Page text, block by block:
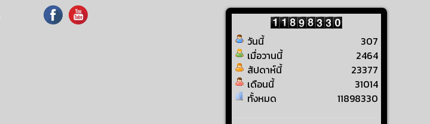
วันนี้
เมื่อวานนี้
สัปดาห์นี้
เดือนนี้
ทั้งหมด
307
2464
23377
31014
11898330